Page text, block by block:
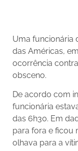
Uma funcionária
das Américas,
ocorrência
obsceno.
De acordo com
funcionária
das 6h30. Em
para fora e ficou
olhava para a